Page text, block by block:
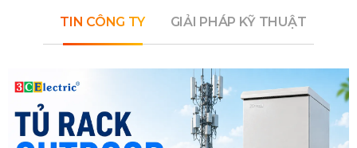
TIN CÔNG TY GIẢI PHÁP KỸ THUẬT